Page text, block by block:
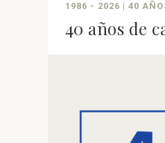
1986 - 2026 | 40
40 años de